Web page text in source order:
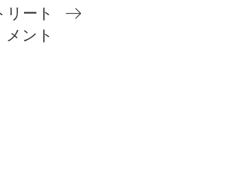
リート
メント